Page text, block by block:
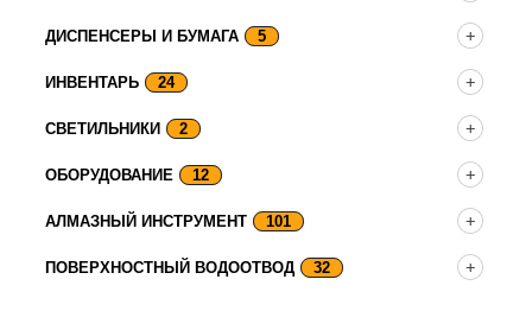
ДИСПЕНСЕРЫ И БУМАГА 5
ИНВЕНТАРЬ 24
СВЕТИЛЬНИКИ 2
ОБОРУДОВАНИЕ 12
АЛМАЗНЫЙ ИНСТРУМЕНТ 101
ПОВЕРХНОСТНЫЙ ВОДООТВОД 32